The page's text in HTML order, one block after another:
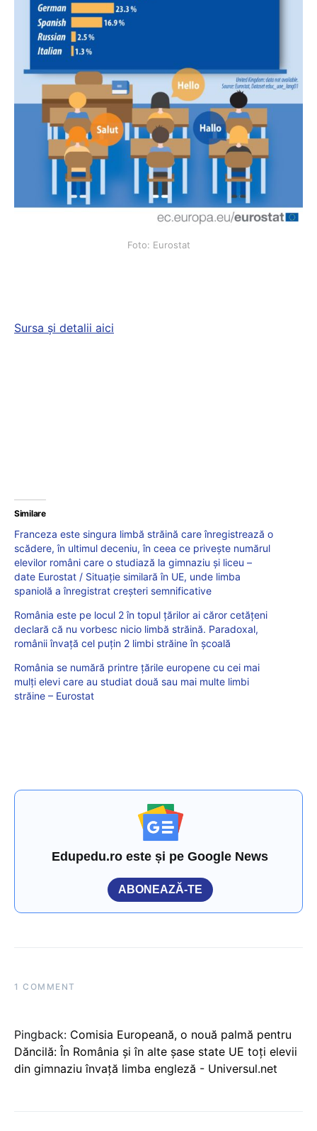
Foto: Eurostat
Sursa și detalii aici
Similare
Franceza este singura limbă străină care înregistrează o
scădere, în ultimul deceniu, în ceea ce privește numărul
elevilor români care o studiază la gimnaziu și liceu –
date Eurostat / Situație similară în UE, unde limba
spaniolă a înregistrat creșteri semnificative
România este pe locul 2 în topul țărilor ai căror cetățeni
declară că nu vorbesc nicio limbă străină. Paradoxal,
românii învață cel puțin 2 limbi străine în școală
România se numără printre țările europene cu cei mai
mulți elevi care au studiat două sau mai multe limbi
străine – Eurostat
Edupedu.ro este și pe Google News
ABONEAZĂ-TE
1 COMMENT
Pingback: Comisia Europeană, o nouă palmă pentru
Dăncilă: În România și în alte șase state UE toți elevii
din gimnaziu învață limba engleză - Universul.net